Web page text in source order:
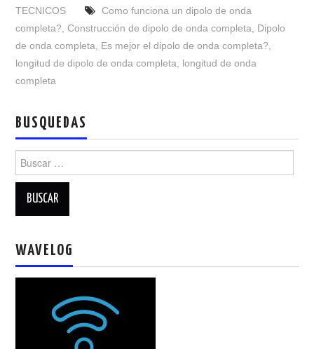
RADIOAFICIONADOS EN MEXICO
SOLICITUD DE INGRESO
SOTA Y POTA
W5WIN
AUTENTIFICACIÓN DE MIEMBROS DEL
TECNICOS
Como funciona un dipolo de onda
completa?,Construcción de dipolo de onda completa, Dipolo
de onda completa, Es mejor el dipolo de onda completa?,
longitud de dipolo de onda completa, longitud de onda
completa
BUSQUEDAS
Buscar:
WAVELOG